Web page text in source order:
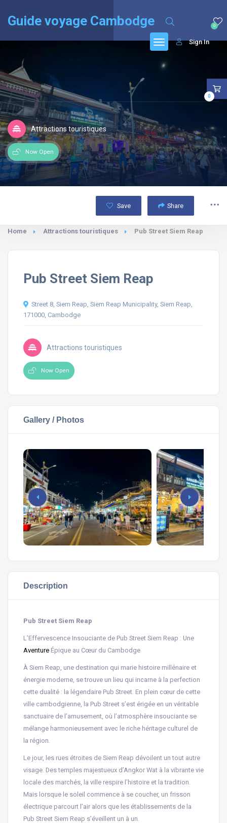
Guide voyage Cambodge 0
Sign In
Attractions touristiques
Now Open
Save Share
Home Attractions touristiques Pub Street Siem Reap
Pub Street Siem Reap
Street 8, Siem Reap, Siem Reap Municipality, Siem Reap,
171000, Cambodge
Attractions touristiques
Now Open
Gallery / Photos
Description
Pub Street Siem Reap
L’Effervescence Insouciante de Pub Street Siem Reap : Une
Aventure Épique au Cœur du Cambodge
À Siem Reap, une destination qui marie histoire millénaire et
énergie moderne, se trouve un lieu qui incarne à la perfection
cette dualité : la légendaire Pub Street. En plein cœur de cette
ville cambodgienne, la Pub Street s’est érigée en un véritable
sanctuaire de l’amusement, où l’atmosphère insouciante se
mélange harmonieusement avec le riche héritage culturel de
la région.
Le jour, les rues étroites de Siem Reap dévoilent un tout autre
visage. Des temples majestueux d’Angkor Wat à la vibrante vie
locale des marchés, la ville respire l’histoire et la tradition.
Mais lorsque le soleil commence à se coucher, un frisson
électrique parcourt l’air alors que les établissements de la
Pub Street Siem Reap s’éveillent un à un.
0